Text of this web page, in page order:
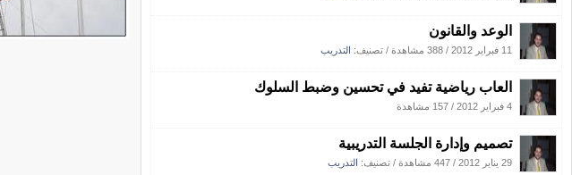
الوعد والقانون
11 فبراير 2012 / 388 مشاهدة / تصنيف: التدريب
العاب رياضية تفيد في تحسين وضبط السلوك
4 فبراير 2012 / 157 مشاهدة
تصميم وإدارة الجلسة التدريبية
29 يناير 2012 / 447 مشاهدة / تصنيف: التدريب